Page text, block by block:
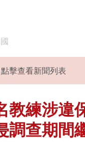
點擊查看新聞列表
教練涉違
查期間